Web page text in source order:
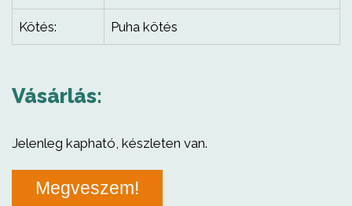
Kötés: Puha kötés
Vásárlás:
Jelenleg kapható, készleten van.
Megveszem!